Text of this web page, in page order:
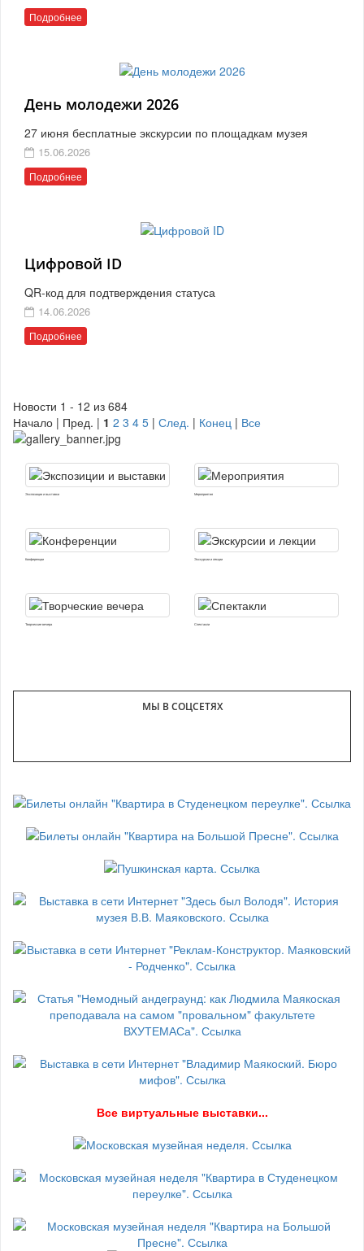
Подробнее
День молодежи 2026
27 июня бесплатные экскурсии по площадкам музея
15.06.2026
Подробнее
Цифровой ID
QR-код для подтверждения статуса
14.06.2026
Подробнее
Новости 1 - 12 из 684
Начало | Пред. | 1 2 3 4 5 | След. | Конец | Все
Экспозиции и выставки Мероприятия
Конференции Экскурсии и лекции
Творческие вечера Спектакли
МЫ В СОЦСЕТЯХ
Все виртуальные выставки...